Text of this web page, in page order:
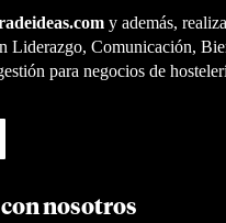
y además,
Liderazgo, Comunicación,
para negocios de
nosotros